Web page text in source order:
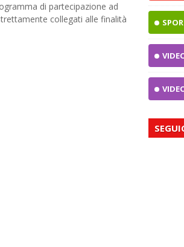
di partecipazione ad
collegati alle finalità